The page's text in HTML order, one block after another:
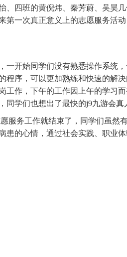
、四班的黄倪炜、秦芳蔚、吴昊
第一次真正意义上的志愿服务活
一开始同学们没有熟悉操作系统
程序，可以更加熟练和快速的解
工作，下午的工作因上午的学习
同学们也想出了最快的j9九游会
务工作就结束了，同学们虽然
患的心情，通过社会实践、职业